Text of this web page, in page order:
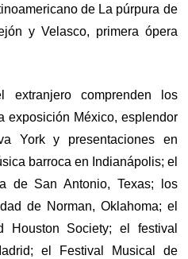
de La púrpura de
y Velasco, primera ópera
extranjero comprenden los
exposición México, esplendor
York y presentaciones en
barroca en Indianápolis; el
de San Antonio, Texas; los
de Norman, Oklahoma; el
Houston Society; el festival
el Festival Musical de